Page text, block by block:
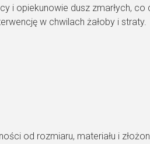
i opiekunowie dusz zmarłych,
w chwilach żałoby i straty.
od rozmiaru, materiału i